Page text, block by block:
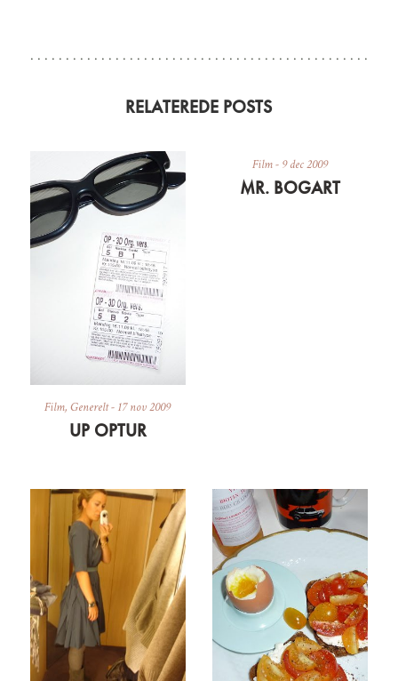
RELATEREDE POSTS
Film,Generelt- 17 nov 2009
UP OPTUR
Film- 9 dec 2009
MR. BOGART